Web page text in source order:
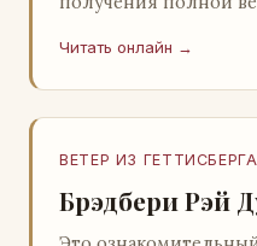
легального ко…
Читать онлайн →
ВЕТЕР ИЗ ГЕТТИСБЕРГА
Брэдбери Рэй